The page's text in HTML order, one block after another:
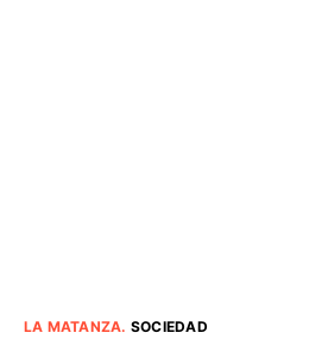
LA MATANZA. SOCIEDAD